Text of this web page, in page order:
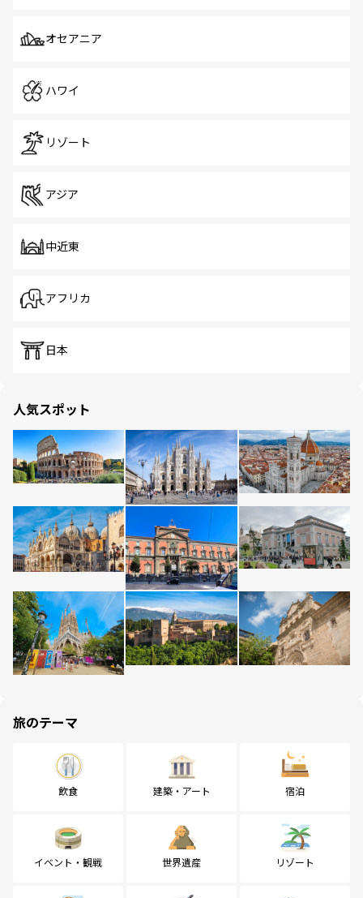
オセアニア
ハワイ
リゾート
アジア
中近東
アフリカ
日本
人気スポット
旅のテーマ
飲食 建築・アート 宿泊
イベント・観戦 世界遺産 リゾート